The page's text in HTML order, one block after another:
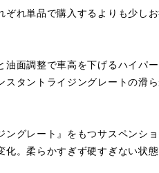
れ単品で購入するよりも少し
面調整で車高を下げるハイパ
タントライジングレートの滑
グレート』をもつサスペンショ
。柔らかすぎず硬すぎない状